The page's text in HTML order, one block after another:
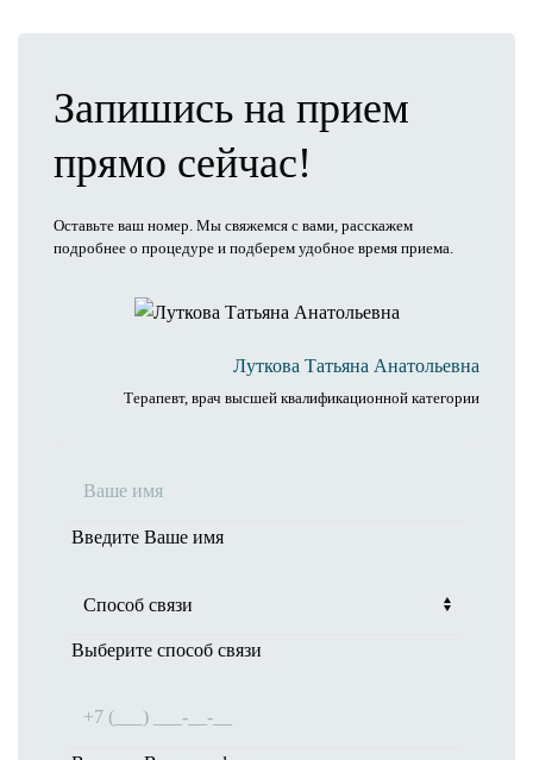
Запишись на прием
прямо сейчас!
Оставьте ваш номер. Мы свяжемся с вами, расскажем
подробнее о процедуре и подберем удобное время приема.
Луткова Татьяна Анатольевна
Терапевт, врач высшей квалификационной категории
Введите Ваше имя
Выберите способ связи